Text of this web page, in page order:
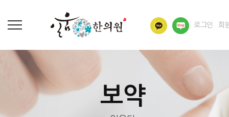
로그인 회
보약